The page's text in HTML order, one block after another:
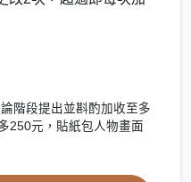
階段提出並斟酌加收至多
250元，貼紙包人物畫面